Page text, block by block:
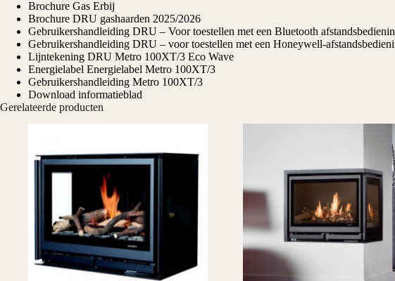
Brochure Gas Erbij
Brochure DRU gashaarden 2025/2026
Gebruikershandleiding DRU – Voor toestellen met een Bluetooth
Gebruikershandleiding DRU – voor toestellen met een Honeywell-
Lijntekening DRU Metro 100XT/3 Eco Wave
Energielabel Energielabel Metro 100XT/3
Gebruikershandleiding Metro 100XT/3
Download informatieblad
Gerelateerde producten